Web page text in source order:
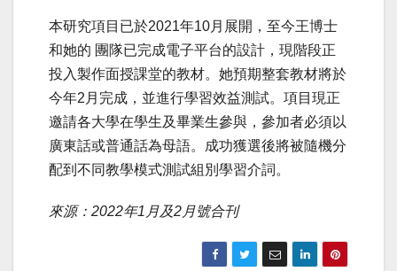
本研究項目已於2021年10月展開，至今王博士
和她的 團隊已完成電子平台的設計，現階段正
投入製作面授課堂的教材。她預期整套教材將於
今年2月完成，並進行學習效益測試。項目現正
邀請各大學在學生及畢業生參與，參加者必須以
廣東話或普通話為母語。成功獲選後將被隨機分
配到不同教學模式測試組別學習介詞。
來源：2022年1月及2月號合刊